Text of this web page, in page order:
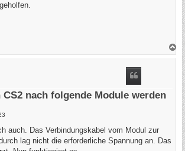
N
CS2 nach folgende Module werden
auch. Das Verbindungskabel vom Modul zur
lag nicht die erforderliche Spannung an. Das